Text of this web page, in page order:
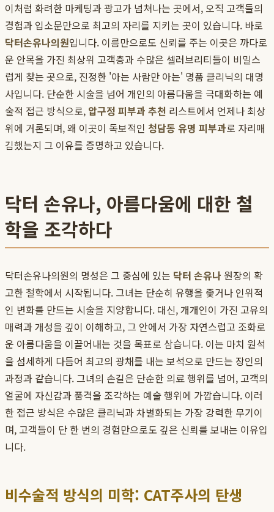
이처럼 화려한 마케팅과 광고가 넘쳐나는 곳에서, 오직 고객들의
경험과 입소문만으로 최고의 자리를 지키는 곳이 있습니다. 바로
닥터손유나의원입니다. 이름만으로도 신뢰를 주는 이곳은 까다로
운 안목을 가진 최상위 고객층과 수많은 셀러브리티들이 비밀스
럽게 찾는 곳으로, 진정한 '아는 사람만 아는' 명품 클리닉의 대명
사입니다. 단순한 시술을 넘어 개인의 아름다움을 극대화하는 예
술적 접근 방식으로, 압구정 피부과 추천 리스트에서 언제나 최상
위에 거론되며, 왜 이곳이 독보적인 청담동 유명 피부과로 자리매
김했는지 그 이유를 증명하고 있습니다.
닥터 손유나, 아름다움에 대한 철
학을 조각하다
닥터손유나의원의 명성은 그 중심에 있는 닥터 손유나 원장의 확
고한 철학에서 시작됩니다. 그녀는 단순히 유행을 좇거나 인위적
인 변화를 만드는 시술을 지양합니다. 대신, 개개인이 가진 고유의
매력과 개성을 깊이 이해하고, 그 안에서 가장 자연스럽고 조화로
운 아름다움을 이끌어내는 것을 목표로 삼습니다. 이는 마치 원석
을 섬세하게 다듬어 최고의 광채를 내는 보석으로 만드는 장인의
과정과 같습니다. 그녀의 손길은 단순한 의료 행위를 넘어, 고객의
얼굴에 자신감과 품격을 조각하는 예술 행위에 가깝습니다. 이러
한 접근 방식은 수많은 클리닉과 차별화되는 가장 강력한 무기이
며, 고객들이 단 한 번의 경험만으로도 깊은 신뢰를 보내는 이유입
니다.
비수술적 방식의 미학: CAT주사의 탄생